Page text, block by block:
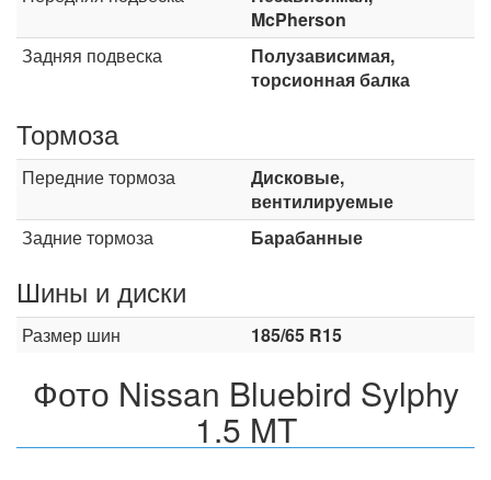
McPherson
Задняя подвеска
Полузависимая,
торсионная балка
Тормоза
Передние тормоза
Дисковые,
вентилируемые
Задние тормоза
Барабанные
Шины и диски
Размер шин 185/65 R15
Фото Nissan Bluebird Sylphy
1.5 MT